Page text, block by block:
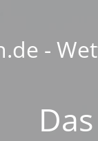
-